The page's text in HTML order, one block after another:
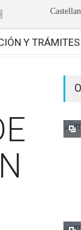
Y TRÁMITES